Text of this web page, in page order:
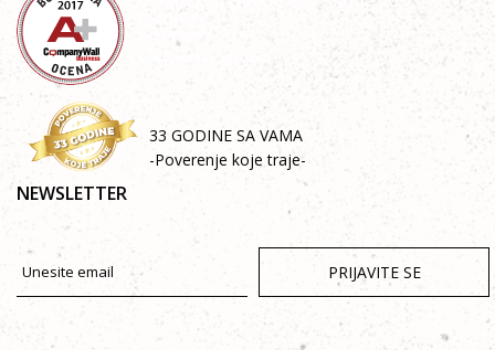
33 GODINE SA VAMA
-Poverenje koje traje-
NEWSLETTER
PRIJAVITE SE